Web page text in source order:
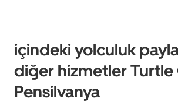
içindeki yolculuk
diğer hizmetler Turtle
Pensilvanya